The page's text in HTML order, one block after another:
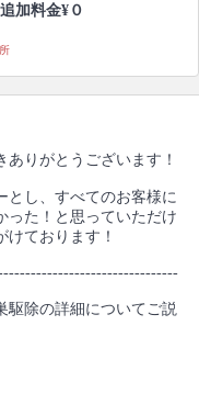
加料金¥０
ありがとうございます！
とし、すべてのお客様に
った！と思っていただけ
けております！
除の詳細についてご説